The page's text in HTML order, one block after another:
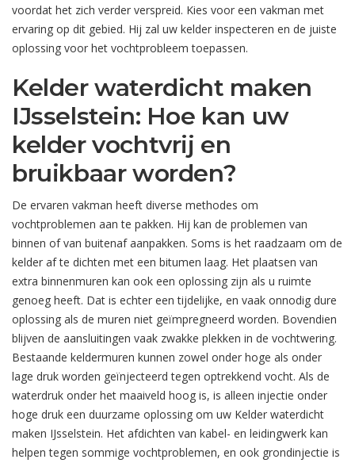
voordat het zich verder verspreid. Kies voor een vakman met
ervaring op dit gebied. Hij zal uw kelder inspecteren en de juiste
oplossing voor het vochtprobleem toepassen.
Kelder waterdicht maken
IJsselstein: Hoe kan uw
kelder vochtvrij en
bruikbaar worden?
De ervaren vakman heeft diverse methodes om
vochtproblemen aan te pakken. Hij kan de problemen van
binnen of van buitenaf aanpakken. Soms is het raadzaam om de
kelder af te dichten met een bitumen laag. Het plaatsen van
extra binnenmuren kan ook een oplossing zijn als u ruimte
genoeg heeft. Dat is echter een tijdelijke, en vaak onnodig dure
oplossing als de muren niet geïmpregneerd worden. Bovendien
blijven de aansluitingen vaak zwakke plekken in de vochtwering.
Bestaande keldermuren kunnen zowel onder hoge als onder
lage druk worden geïnjecteerd tegen optrekkend vocht. Als de
waterdruk onder het maaiveld hoog is, is alleen injectie onder
hoge druk een duurzame oplossing om uw Kelder waterdicht
maken IJsselstein. Het afdichten van kabel- en leidingwerk kan
helpen tegen sommige vochtproblemen, en ook grondinjectie is